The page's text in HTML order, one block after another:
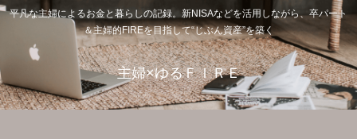
平凡な主婦によるお金と暮らしの記録。新NISAなどを活用しながら、卒パート
＆主婦的FIREを目指して“じぶん資産”を築く
主婦×ゆるＦＩＲＥ